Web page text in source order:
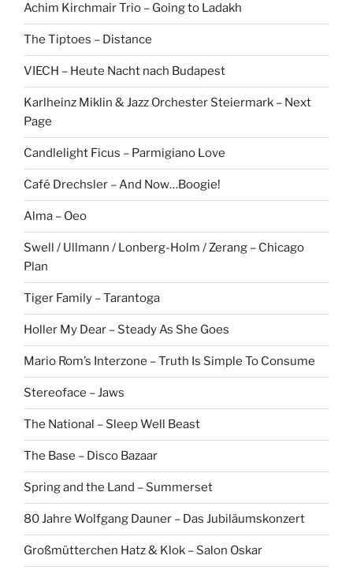
Achim Kirchmair Trio – Going to Ladakh
The Tiptoes – Distance
VIECH – Heute Nacht nach Budapest
Karlheinz Miklin & Jazz Orchester Steiermark – Next
Page
Candlelight Ficus – Parmigiano Love
Café Drechsler – And Now…Boogie!
Alma – Oeo
Swell / Ullmann / Lonberg-Holm / Zerang – Chicago
Plan
Tiger Family – Tarantoga
Holler My Dear – Steady As She Goes
Mario Rom’s Interzone – Truth Is Simple To Consume
Stereoface – Jaws
The National – Sleep Well Beast
The Base – Disco Bazaar
Spring and the Land – Summerset
80 Jahre Wolfgang Dauner – Das Jubiläumskonzert
Großmütterchen Hatz & Klok – Salon Oskar